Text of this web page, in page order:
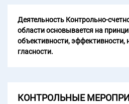
Деятельность Контрольно-
области основывается на
объективности, эффективности,
гласности.
КОНТРОЛЬНЫЕ